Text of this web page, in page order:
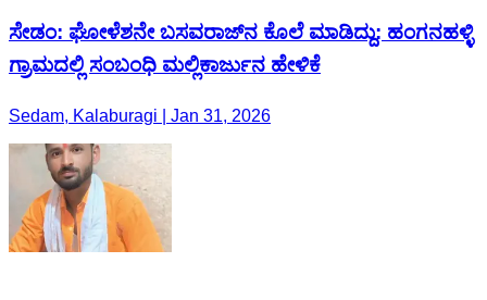
ಸೇಡಂ: ಘೋಳೆಶನೇ ಬಸವರಾಜ್‌ನ ಕೊಲೆ ಮಾಡಿದ್ದು: ಹಂಗನಹಳ್ಳಿ
ಗ್ರಾಮದಲ್ಲಿ ಸಂಬಂಧಿ ಮಲ್ಲಿಕಾರ್ಜುನ ಹೇಳಿಕೆ
Sedam, Kalaburagi | Jan 31, 2026